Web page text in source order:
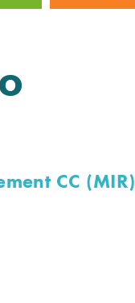
CC (MIR)